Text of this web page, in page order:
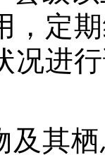
，定
况进
及其